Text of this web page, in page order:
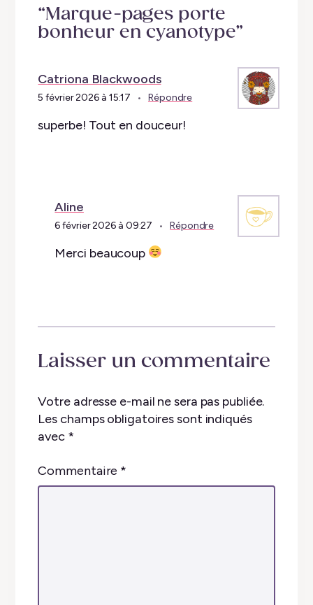
“Marque-pages porte
bonheur en cyanotype”
Catriona Blackwoods
5 février 2026 à 15:17 Répondre
superbe! Tout en douceur!
Aline
6 février 2026 à 09:27 Répondre
Merci beaucoup
Laisser un commentaire
Votre adresse e-mail ne sera pas publiée.
Les champs obligatoires sont indiqués
avec *
Commentaire *